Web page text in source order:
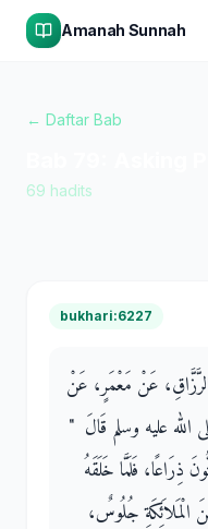
Amanah Sunnah
← Daftar Bab
69 hadits
bukhari:6227
عَنْ مَعْمَرٍ، عَنْ
عليه وسلم قَالَ ‏ "‏
ذِرَاعًا، فَلَمَّا خَلَقَهُ
الْمَلاَئِكَةِ جُلُوسٌ،